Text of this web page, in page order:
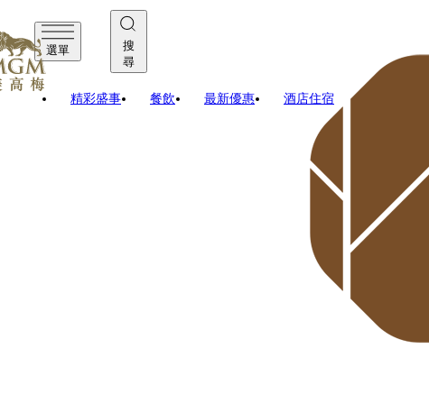
選單
搜
尋
精彩盛事 餐飲 最新優惠 酒店住宿